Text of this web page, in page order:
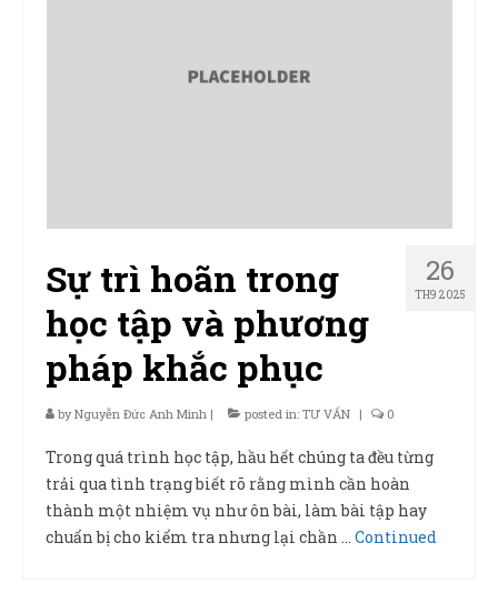
26
TH9 2025
Sự trì hoãn trong
học tập và phương
pháp khắc phục
byNguyễn Đức Anh Minh | posted in: TƯ VẤN | 0
Trong quá trình học tập, hầu hết chúng ta đều từng
trải qua tình trạng biết rõ rằng mình cần hoàn
thành một nhiệm vụ như ôn bài, làm bài tập hay
chuẩn bị cho kiểm tra nhưng lại chần … Continued